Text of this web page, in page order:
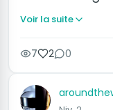
Voir la suite
7 2 0